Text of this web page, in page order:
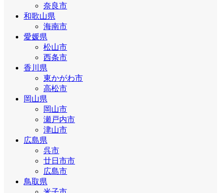
奈良市
和歌山県
海南市
愛媛県
松山市
西条市
香川県
東かがわ市
高松市
岡山県
岡山市
瀬戸内市
津山市
広島県
呉市
廿日市市
広島市
鳥取県